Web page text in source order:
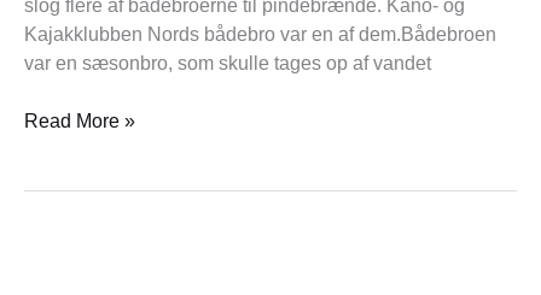
slog flere af bådebroerne til pindebrænde. Kano- og
Kajakklubben Nords bådebro var en af dem.Bådebroen
var en sæsonbro, som skulle tages op af vandet
Read More »